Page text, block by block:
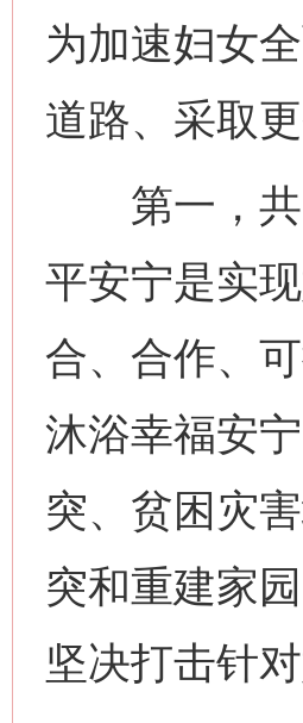
为加速妇女
道路、采取
第一，共
平安宁是实
合、合作、
沐浴幸福安
突、贫困灾
突和重建家
坚决打击针